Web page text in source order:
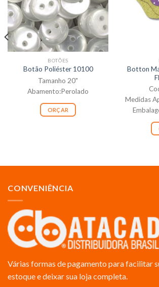
BOTÕES
Botão Poliéster 10100
Tamanho 20"
Abamento:Perolado
ORÇAR
Botton
Medidas
CONVENIÊNCIA
Várias formas de pagamento para facilitar
estoque e deixar sua loja completa.